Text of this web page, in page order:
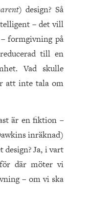
) design? Så
– det vill
formgivning på
till en
Vad skulle
att inte tala om
är en fiktion –
inräknad)
Ja, i vart
där möter vi
– om vi ska